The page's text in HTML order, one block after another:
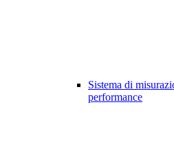
Sistema di
performance